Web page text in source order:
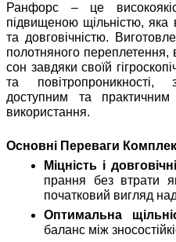
Ранфорс – це
підвищеною щільністю, яка
та довговічністю.
полотняного
сон завдяки своїй
та
доступним та
використання.
Основні Переваги
Міцність і
прання без втрати
початковий вигляд
Оптимальна
баланс між